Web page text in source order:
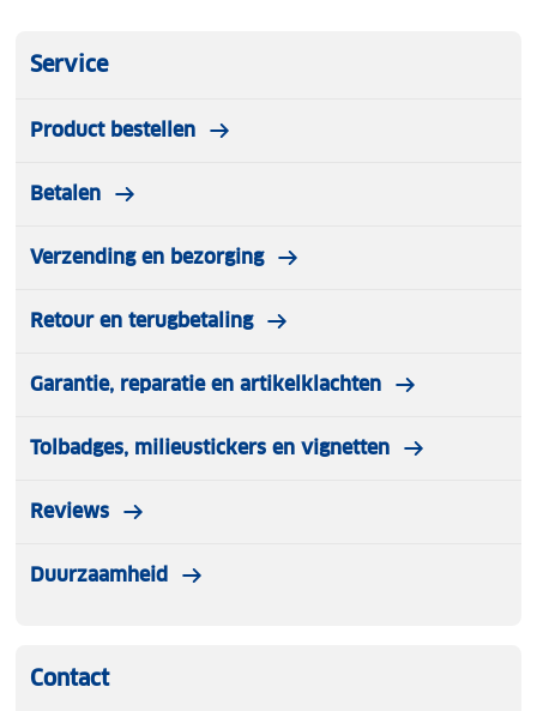
Service
Product bestellen
Betalen
Verzending en bezorging
Retour en terugbetaling
Garantie, reparatie en artikelklachten
Tolbadges, milieustickers en vignetten
Reviews
Duurzaamheid
Contact